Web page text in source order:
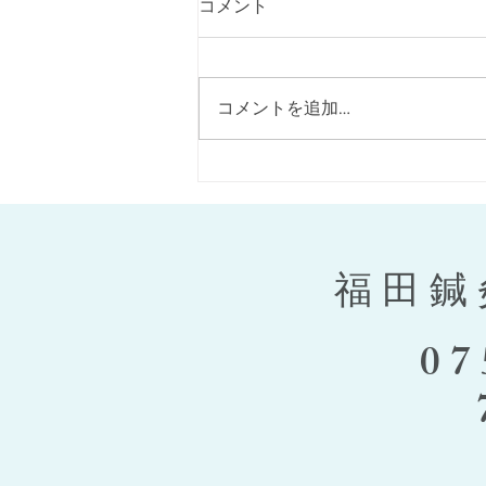
美顔鍼のご紹介
コメント
コメントを追加…
福田